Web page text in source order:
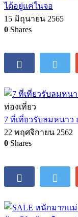
ได้อยู่แค่ในจอ
15 มิถุนายน 2565
0 Shares
ท่องเที่ยว
7 ที่เที่ยวรับลมหนาว
22 พฤศจิกายน 2562
0 Shares